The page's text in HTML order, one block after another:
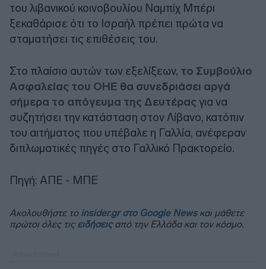
του λιβανικού κοινοβουλίου Ναμπίχ Μπέρι
ξεκαθάρισε ότι το Ισραήλ πρέπει πρώτα να
σταματήσει τις επιθέσεις του.
Στο πλαίσιο αυτών των εξελίξεων, το Συμβούλιο
Ασφαλείας του ΟΗΕ θα συνεδριάσει αργά
σήμερα το απόγευμα της Δευτέρας για να
συζητήσει την κατάσταση στον Λίβανο, κατόπιν
του αιτήματος που υπέβαλε η Γαλλία, ανέφεραν
διπλωματικές πηγές στο Γαλλικό Πρακτορείο.
Πηγή: ΑΠΕ - ΜΠΕ
Ακολουθήστε το insider.gr στο Google Newsκαι μάθετε
πρώτοι όλες τις ειδήσειςαπό την Ελλάδα και τον κόσμο.